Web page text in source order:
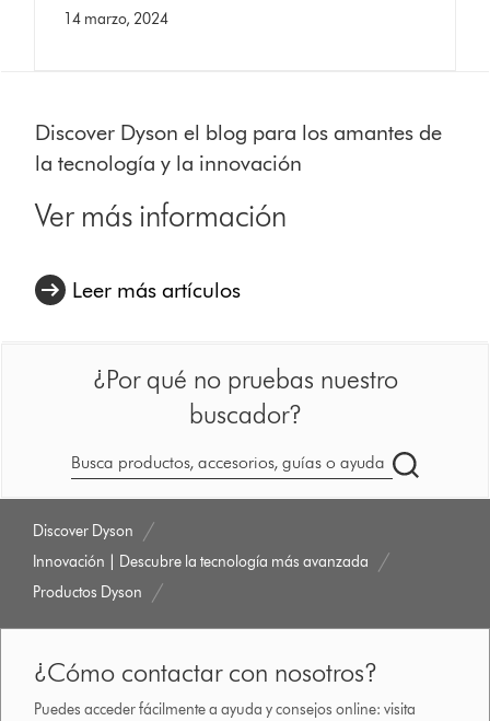
14 marzo, 2024
Discover Dyson el blog para los amantes de
la tecnología y la innovación
Ver más información
Leer más artículos
¿Por qué no pruebas nuestro
buscador?
Buscar
en
Discover Dyson
Innovación | Descubre la tecnología más avanzada
Productos Dyson
¿Cómo contactar con nosotros?
Puedes acceder fácilmente a ayuda y consejos online: visita